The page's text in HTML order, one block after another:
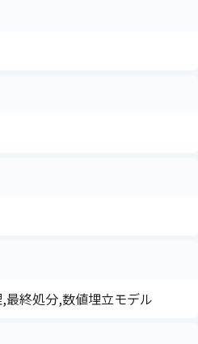
終処分,数値埋立モデル